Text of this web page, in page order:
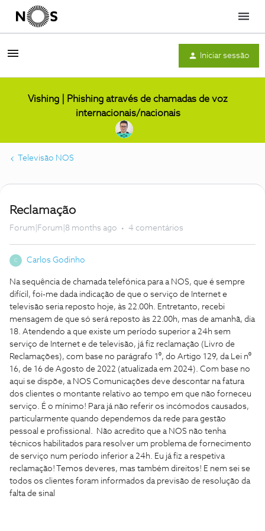
Menu
Iniciar sessão
Vishing | Phishing através de chamadas de voz
internacionais/nacionais
Televisão NOS
Reclamação
Forum|Forum|8 months ago 4 comentários
C Carlos Godinho
Na sequência de chamada telefónica para a NOS, que é sempre
difícil, foi-me dada indicação de que o serviço de Internet e
televisão seria reposto hoje, às 22.00h. Entretanto, recebi
mensagem de que só será reposto às 22.00h, mas de amanhã, dia
18. Atendendo a que existe um período superior a 24h sem
serviço de Internet e de televisão, já fiz reclamação (Livro de
Reclamações), com base no parágrafo 1⁰, do Artigo 129, da Lei n⁰
16, de 16 de Agosto de 2022 (atualizada em 2024). Com base no
aqui se dispõe, a NOS Comunicações deve descontar na fatura
dos clientes o montante relativo ao tempo em que não forneceu
serviço. É o mínimo! Para já não referir os incómodos causados,
particularmente quando dependemos da rede para gestão
pessoal e profissional. Não acredito que a NOS não tenha
técnicos habilitados para resolver um problema de fornecimento
de serviço num período inferior a 24h. Eu já fiz a respetiva
reclamação! Temos deveres, mas também direitos! E nem sei se
todos os clientes foram informados da previsão de resolução da
falta de sinal